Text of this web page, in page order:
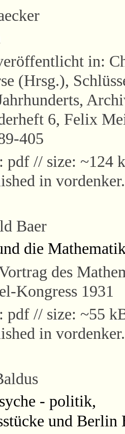
in:
(Hrsg.),
6, Felix
405
pdf // size: ~124
in
Baer
die
des
Kongress 1931
pdf // size: ~55
in
- politik,
und